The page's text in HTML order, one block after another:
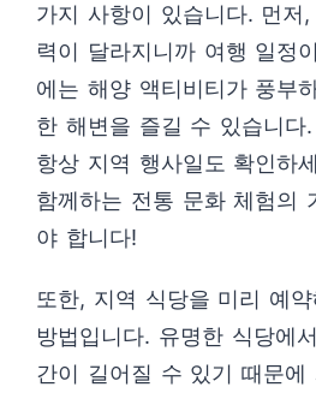
가지 사항이 있습니다. 먼저
력이 달라지니까 여행 일정
에는 해양 액티비티가 풍부
한 해변을 즐길 수 있습니다
항상 지역 행사일도 확인하
함께하는 전통 문화 체험의
야 합니다!
또한, 지역 식당을 미리 예
방법입니다. 유명한 식당에
간이 길어질 수 있기 때문에